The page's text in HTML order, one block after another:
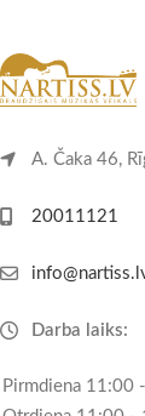
A. Čaka 46,
20011121
Darba laiks:
Pirmdiena 11:00